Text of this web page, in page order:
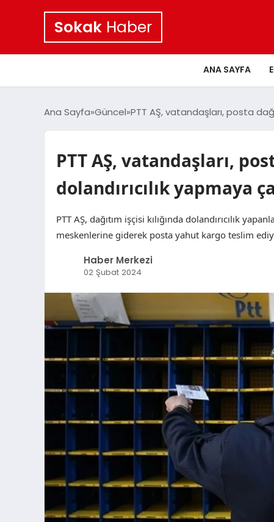
Sokak Haber
ANA SAYFA
Ana Sayfa Güncel PTT AŞ, vatandaşları, posta
PTT AŞ, vatandaşları,
dolandırıcılık yapmaya
PTT AŞ, dağıtım işçisi kılığında dolandırıcılık
meskenlerine giderek posta yahut kargo teslim
Haber Merkezi
02 Şubat 2024